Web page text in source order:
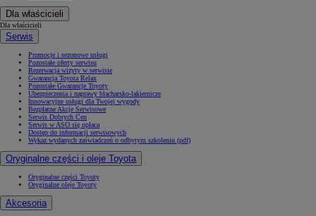
Dla właścicieli
Dla właścicieli
Serwis
Promocje i sezonowe usługi
Pozostałe oferty serwisu
Rezerwacja wizyty w serwisie
Gwarancja Toyota Relax
Pozostałe Gwarancje Toyoty
Ubezpieczenia i naprawy blacharsko-lakiernicze
Innowacyjne usługi dla Twojej wygody
Bezpłatne Akcje Serwisowe
Serwis Dobrych Cen
Serwis w ASO się opłaca
Dostęp do informacji serwisowych
Wykaz wydanych zaświadczeń o odbytym szkoleniu (pdf)
Oryginalne części i oleje Toyota
Oryginalne części Toyoty
Oryginalne oleje Toyoty
Akcesoria